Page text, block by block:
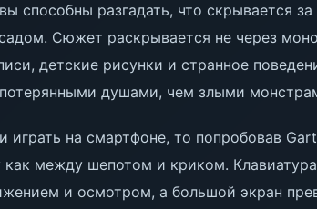
способны разгадать, что скрывается
Сюжет раскрывается не через
детские рисунки и странное
душами, чем злыми
играть на смартфоне, то попробовав
как между шепотом и криком.
и осмотром, а большой экран